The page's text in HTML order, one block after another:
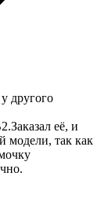
другого
её, и
модели, так как